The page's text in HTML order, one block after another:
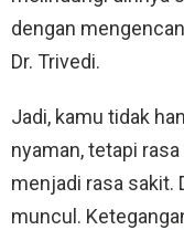
dengan
Dr. Trivedi.
Jadi, kamu tidak
nyaman, tetapi
menjadi rasa sakit.
muncul.